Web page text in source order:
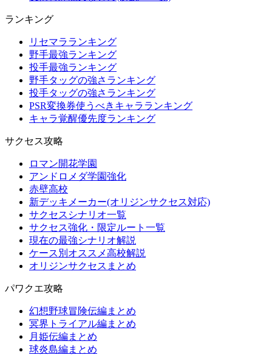
ランキング
リセマラランキング
野手最強ランキング
投手最強ランキング
野手タッグの強さランキング
投手タッグの強さランキング
PSR変換券使うべきキャラランキング
キャラ覚醒優先度ランキング
サクセス攻略
ロマン開花学園
アンドロメダ学園強化
赤壁高校
新デッキメーカー(オリジンサクセス対応)
サクセスシナリオ一覧
サクセス強化・限定ルート一覧
現在の最強シナリオ解説
ケース別オススメ高校解説
オリジンサクセスまとめ
パワクエ攻略
幻想野球冒険伝編まとめ
冥界トライアル編まとめ
月姫伝編まとめ
球炎島編まとめ